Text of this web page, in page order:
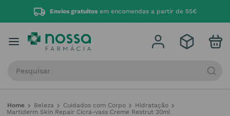
Envios gratuitos em encomendas a partir de 55€
Beleza Cuidados com Corpo
Hidratação
Martiderm Skin Repair Cicra-vass Creme Restrut 30ml